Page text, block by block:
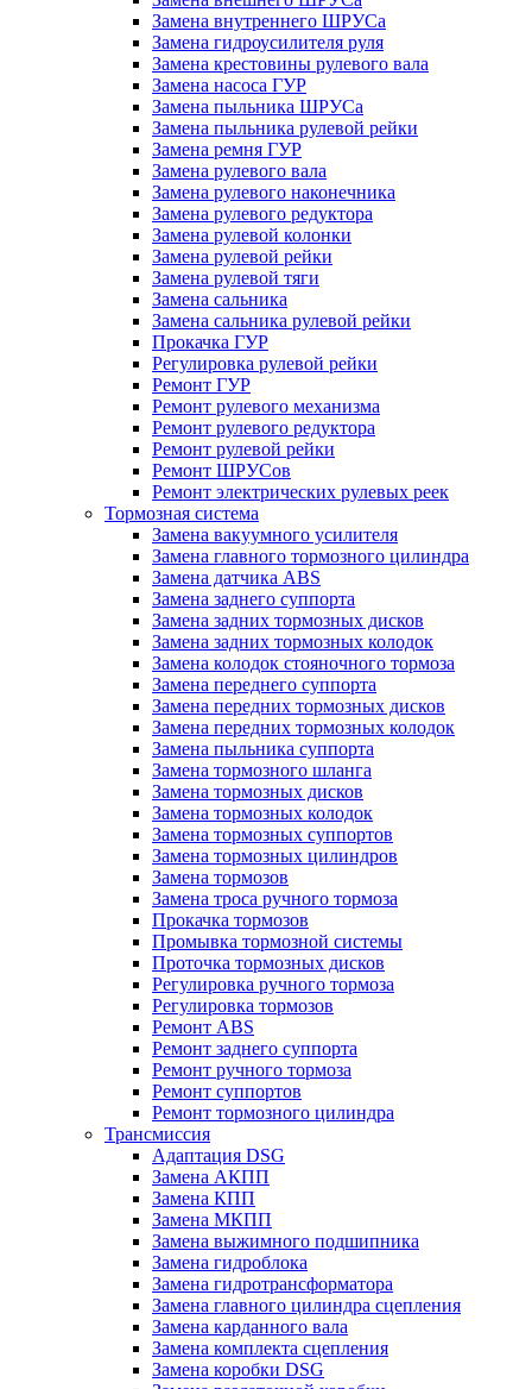
Замена внутреннего ШРУСа
Замена гидроусилителя руля
Замена крестовины рулевого вала
Замена насоса ГУР
Замена пыльника ШРУСа
Замена пыльника рулевой рейки
Замена ремня ГУР
Замена рулевого вала
Замена рулевого наконечника
Замена рулевого редуктора
Замена рулевой колонки
Замена рулевой рейки
Замена рулевой тяги
Замена сальника
Замена сальника рулевой рейки
Прокачка ГУР
Регулировка рулевой рейки
Ремонт ГУР
Ремонт рулевого механизма
Ремонт рулевого редуктора
Ремонт рулевой рейки
Ремонт ШРУСов
Ремонт электрических рулевых реек
Тормозная система
Замена вакуумного усилителя
Замена главного тормозного цилиндра
Замена датчика ABS
Замена заднего суппорта
Замена задних тормозных дисков
Замена задних тормозных колодок
Замена колодок стояночного тормоза
Замена переднего суппорта
Замена передних тормозных дисков
Замена передних тормозных колодок
Замена пыльника суппорта
Замена тормозного шланга
Замена тормозных дисков
Замена тормозных колодок
Замена тормозных суппортов
Замена тормозных цилиндров
Замена тормозов
Замена троса ручного тормоза
Прокачка тормозов
Промывка тормозной системы
Проточка тормозных дисков
Регулировка ручного тормоза
Регулировка тормозов
Ремонт ABS
Ремонт заднего суппорта
Ремонт ручного тормоза
Ремонт суппортов
Ремонт тормозного цилиндра
Трансмиссия
Адаптация DSG
Замена АКПП
Замена КПП
Замена МКПП
Замена выжимного подшипника
Замена гидроблока
Замена гидротрансформатора
Замена главного цилиндра сцепления
Замена карданного вала
Замена комплекта сцепления
Замена коробки DSG